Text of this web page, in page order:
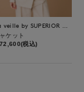
ケット
税込)